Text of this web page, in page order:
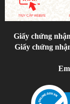
Giấy chứng
Giấy chứng